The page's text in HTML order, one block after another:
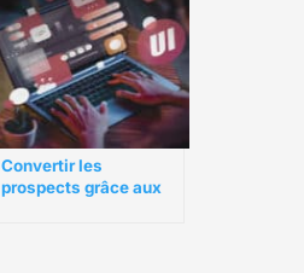
Convertir les
prospects grâce aux